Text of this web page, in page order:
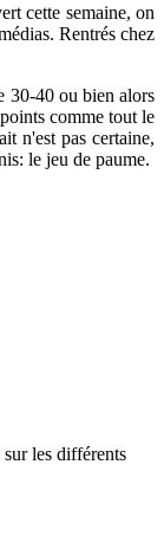
cette semaine, on
Rentrés chez
30-40 ou bien alors
comme tout le
n'est pas certaine,
le jeu de paume.
les différents